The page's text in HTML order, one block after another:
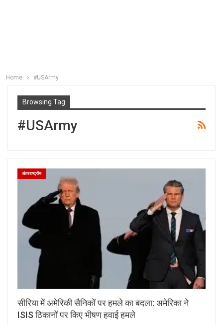
Home #USArmy
Browsing Tag
#USArmy
अंतरराष्ट्रीय
सीरिया में अमेरिकी सैनिकों पर हमले का बदला: अमेरिका ने
ISIS ठिकानों पर किए भीषण हवाई हमले